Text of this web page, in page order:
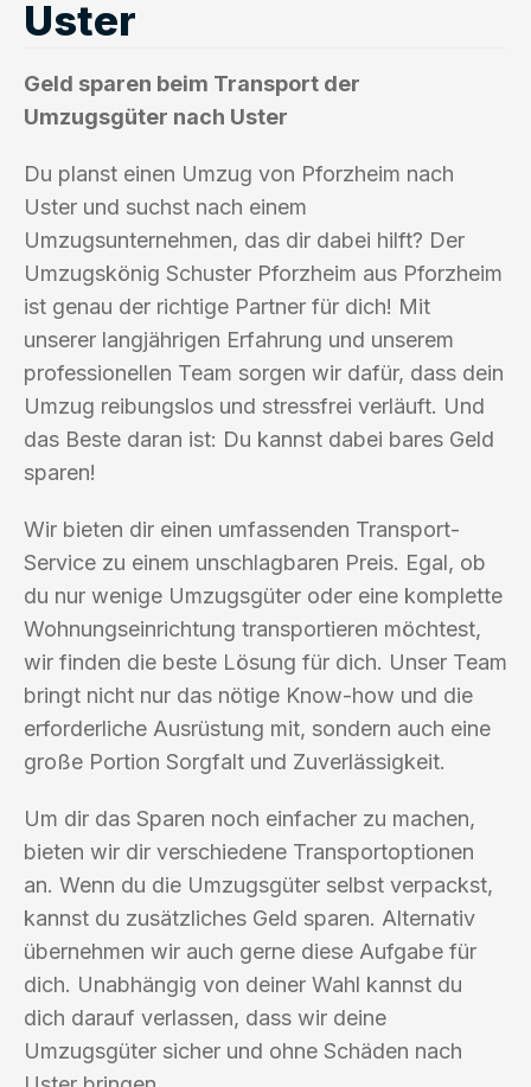
Uster
Geld sparen beim Transport der
Umzugsgüter nach Uster
Du planst einen Umzug von Pforzheim nach
Uster und suchst nach einem
Umzugsunternehmen, das dir dabei hilft? Der
Umzugskönig Schuster Pforzheim aus Pforzheim
ist genau der richtige Partner für dich! Mit
unserer langjährigen Erfahrung und unserem
professionellen Team sorgen wir dafür, dass dein
Umzug reibungslos und stressfrei verläuft. Und
das Beste daran ist: Du kannst dabei bares Geld
sparen!
Wir bieten dir einen umfassenden Transport-
Service zu einem unschlagbaren Preis. Egal, ob
du nur wenige Umzugsgüter oder eine komplette
Wohnungseinrichtung transportieren möchtest,
wir finden die beste Lösung für dich. Unser Team
bringt nicht nur das nötige Know-how und die
erforderliche Ausrüstung mit, sondern auch eine
große Portion Sorgfalt und Zuverlässigkeit.
Um dir das Sparen noch einfacher zu machen,
bieten wir dir verschiedene Transportoptionen
an. Wenn du die Umzugsgüter selbst verpackst,
kannst du zusätzliches Geld sparen. Alternativ
übernehmen wir auch gerne diese Aufgabe für
dich. Unabhängig von deiner Wahl kannst du
dich darauf verlassen, dass wir deine
Umzugsgüter sicher und ohne Schäden nach